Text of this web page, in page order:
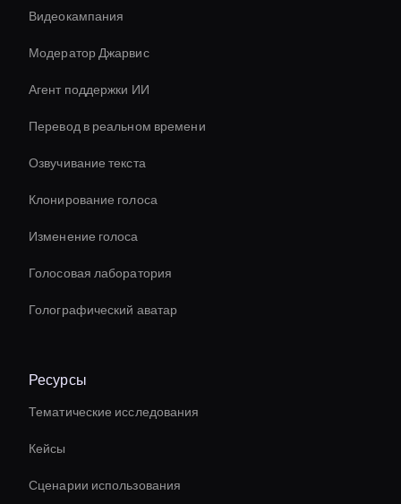
Видеокампания
Модератор Джарвис
Агент поддержки ИИ
Перевод в реальном времени
Озвучивание текста
Клонирование голоса
Изменение голоса
Голосовая лаборатория
Голографический аватар
Ресурсы
Тематические исследования
Кейсы
Сценарии использования